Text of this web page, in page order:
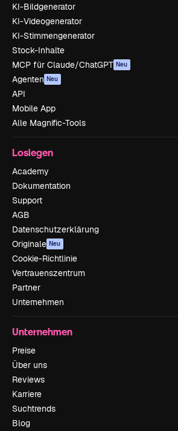
KI-Bildgenerator
KI-Videogenerator
KI-Stimmengenerator
Stock-Inhalte
MCP für Claude/ChatGPT Neu
Agenten Neu
API
Mobile App
Alle Magnific-Tools
Loslegen
Academy
Dokumentation
Support
AGB
Datenschutzerklärung
Originale Neu
Cookie-Richtlinie
Vertrauenszentrum
Partner
Unternehmen
Unternehmen
Preise
Über uns
Reviews
Karriere
Suchtrends
Blog